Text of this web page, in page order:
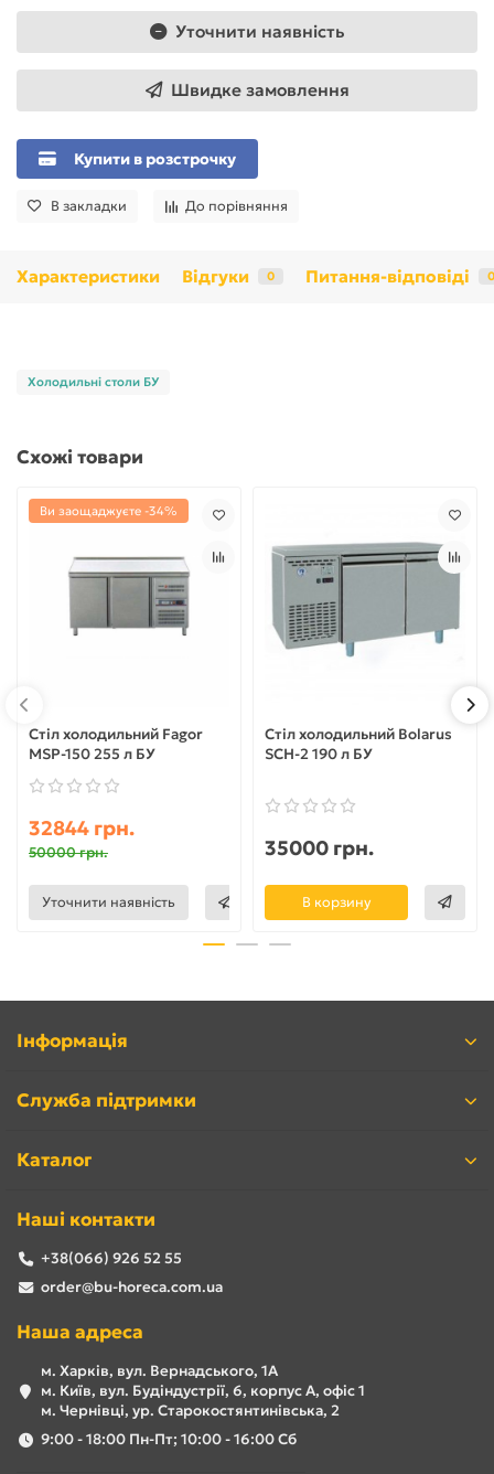
Уточнити наявність
Швидке замовлення
Купити в розстрочку
В закладки До порівняння
Характеристики Відгуки 0 Питання-відповіді 0
Холодильні столи БУ
Схожі товари
Ви заощаджуєте -34%
Стіл холодильний Fagor
MSP-150 255 л БУ
32844 грн.
50000 грн.
Уточнити наявність
Стіл холодильний Bolarus
SCH-2 190 л БУ
35000 грн.
В корзину
Інформація
Служба підтримки
Каталог
Наші контакти
+38(066) 926 52 55
order@bu-horeca.com.ua
Наша адреса
м. Харків, вул. Вернадського, 1А
м. Київ, вул. Будіндустрії, 6, корпус А, офіс 1
м. Чернівці, ур. Старокостянтинівська, 2
9:00 - 18:00 Пн-Пт; 10:00 - 16:00 Сб